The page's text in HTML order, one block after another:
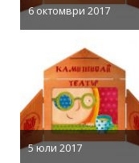
6 октомври 2017
5 юли 2017